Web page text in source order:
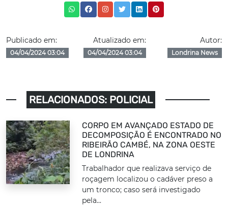
Publicado em:
04/04/2024 03:04
Atualizado em:
04/04/2024 03:04
Autor:
Londrina News
RELACIONADOS: POLICIAL
CORPO EM AVANÇADO ESTADO DE
DECOMPOSIÇÃO É ENCONTRADO NO
RIBEIRÃO CAMBÉ, NA ZONA OESTE
DE LONDRINA
Trabalhador que realizava serviço de
roçagem localizou o cadáver preso a
um tronco; caso será investigado
pela...